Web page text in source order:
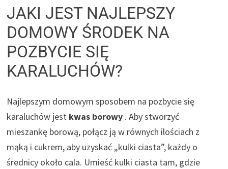
JAKI JEST NAJLEPSZY
DOMOWY ŚRODEK NA
POZBYCIE SIĘ
KARALUCHÓW?
Najlepszym domowym sposobem na pozbycie się
karaluchów jest kwas borowy . Aby stworzyć
mieszankę borową, połącz ją w równych ilościach z
mąką i cukrem, aby uzyskać „kulki ciasta”, każdy o
średnicy około cala. Umieść kulki ciasta tam, gdzie